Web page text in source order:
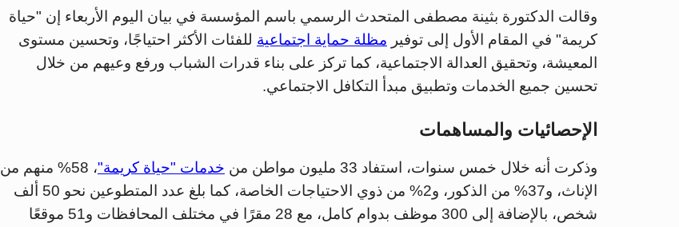
وقالت الدكتورة بثينة مصطفى المتحدث الرسمي باسم المؤسسة في بيان اليوم الأربعاء إن "حياة
كريمة" في المقام الأول إلى توفير مظلة حماية اجتماعية للفئات الأكثر احتياجًا، وتحسين مستوى
المعيشة، وتحقيق العدالة الاجتماعية، كما تركز على بناء قدرات الشباب ورفع وعيهم من خلال
تحسين جميع الخدمات وتطبيق مبدأ التكافل الاجتماعي.
الإحصائيات والمساهمات
وذكرت أنه خلال خمس سنوات، استفاد 33 مليون مواطن من خدمات "حياة كريمة"
، 58% منهم من
الإناث، و37% من الذكور، و2% من ذوي الاحتياجات الخاصة، كما بلغ عدد المتطوعين نحو 50 ألف
شخص، بالإضافة إلى 300 موظف بدوام كامل، مع 28 مقرًا في مختلف المحافظات و51 موقعًا